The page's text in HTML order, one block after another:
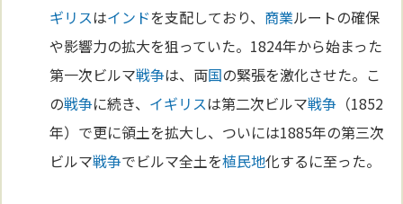
ギリスはインドを支配しており、 商業ルートの確保
や影響力の拡大を狙っていた。1824年から始まった
第一次ビルマ戦争は、両国の緊張を激化させた。こ
の戦争に続き、 イギリスは第二次ビルマ戦争 （1852
年）で更に領土を拡大し、ついには1885年の第三次
ビルマ戦争でビルマ全土を植民地化するに至った。